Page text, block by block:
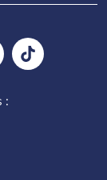
: